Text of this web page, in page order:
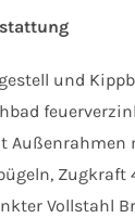
und
Außenrahmen
Zugkraft
Vollstahl